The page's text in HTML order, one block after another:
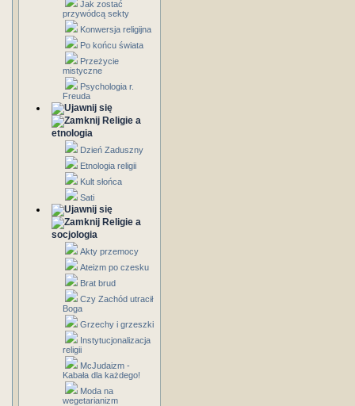
Jak zostać
przywódcą sekty
Konwersja religijna
Po końcu świata
Przeżycie
mistyczne
Psychologia r.
Freuda
Religie a
etnologia
Dzień Zaduszny
Etnologia religii
Kult słońca
Sati
Religie a
socjologia
Akty przemocy
Ateizm po czesku
Brat brud
Czy Zachód utracił
Boga
Grzechy i grzeszki
Instytucjonalizacja
religii
McJudaizm -
Kabała dla każdego!
Moda na
wegetarianizm